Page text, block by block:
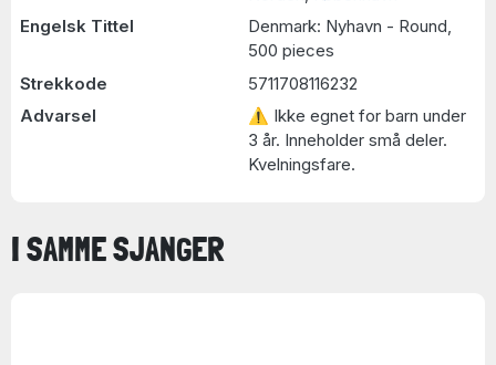
Engelsk Tittel
Denmark: Nyhavn - Round,
500 pieces
Strekkode
5711708116232
Advarsel
⚠ Ikke egnet for barn under
3 år. Inneholder små deler.
Kvelningsfare.
I SAMME SJANGER